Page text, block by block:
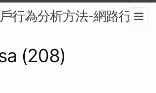
行為分析方法-網路行銷
(208)